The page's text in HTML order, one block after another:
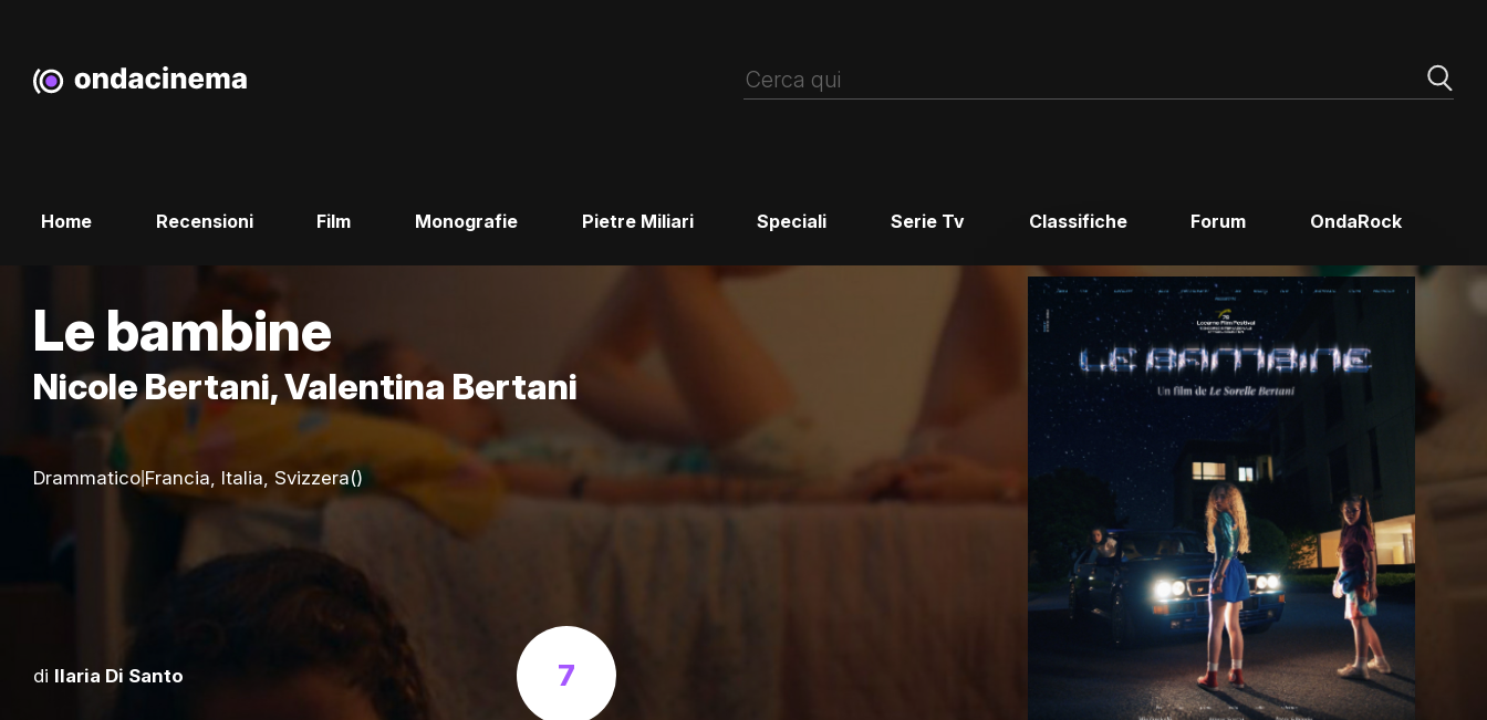
Home Recensioni Film Monografie Pietre Miliari Speciali Serie Tv Classifiche Forum OndaRock
Le bambine
Nicole Bertani, Valentina Bertani
Drammatico|Francia, Italia, Svizzera()
di Ilaria Di Santo 7